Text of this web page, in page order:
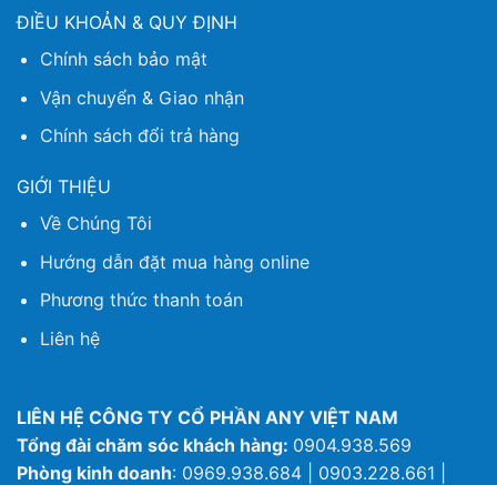
ĐIỀU KHOẢN & QUY ĐỊNH
Chính sách bảo mật
Vận chuyển & Giao nhận
Chính sách đổi trả hàng
GIỚI THIỆU
Về Chúng Tôi
Hướng dẫn đặt mua hàng online
Phương thức thanh toán
Liên hệ
LIÊN HỆ CÔNG TY CỔ PHẦN ANY VIỆT NAM
Tổng đài chăm sóc khách hàng: 0904.938.569
Phòng kinh doanh: 0969.938.684 | 0903.228.661 |